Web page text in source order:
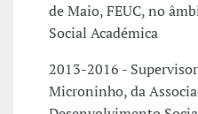
de Maio, FEUC, no
Social Académica
2013-2016 -
Microninho, da